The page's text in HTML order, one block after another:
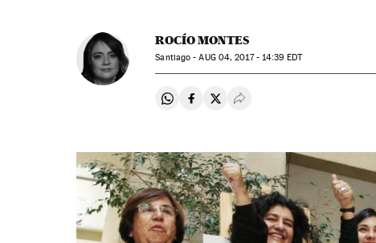
ROCÍO MONTES
Santiago -AUG04, 2017 - 14:39 EDT
Compartir en Whatsapp
Compartir en Facebook
Compartir en Twitter
Desplegar Redes Sociales